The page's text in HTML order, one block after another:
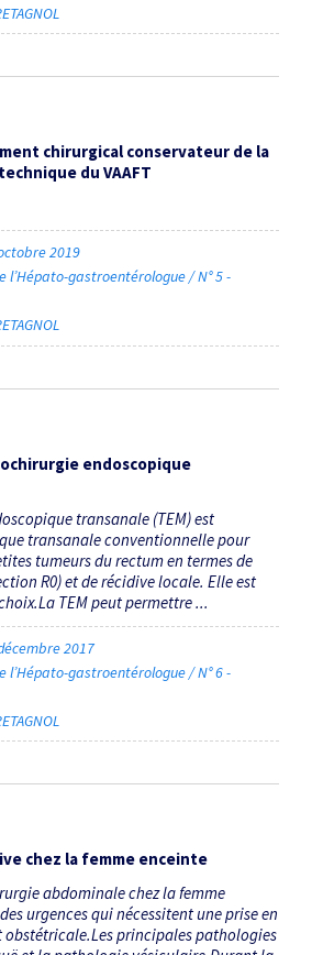
chirurgical conservateur de la
du VAAFT
2019
l’Hépato-gastroentérologue / N° 5 -
endoscopique
transanale (TEM) est
transanale conventionnelle pour
tumeurs du rectum en termes de
R0) et de récidive locale. Elle est
TEM peut permettre ...
2017
l’Hépato-gastroentérologue / N° 6 -
chez la femme enceinte
abdominale chez la femme
urgences qui nécessitent une prise en
principales pathologies